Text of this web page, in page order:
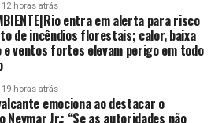
12 horas atrás
entra em alerta para risco
de incêndios florestais; calor, baixa
e ventos fortes elevam perigo em todo
19 horas atrás
emociona ao destacar o
Jr.: “Se as autoridades não